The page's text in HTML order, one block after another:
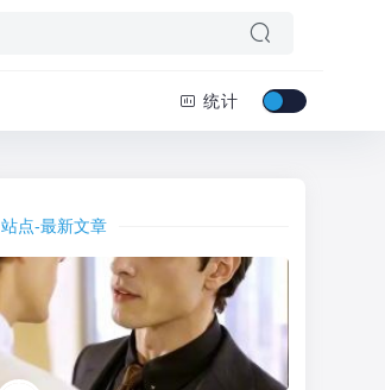
统计
站点-最新文章